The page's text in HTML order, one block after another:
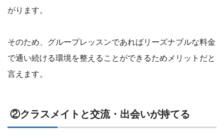
がります。
そのため、グループレッスンであればリーズナブルな料金
で通い続ける環境を整えることができるためメリットだと
言えます。
②クラスメイトと交流・出会いが持てる